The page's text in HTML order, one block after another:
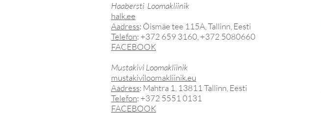
Haabersti Loomakliinik
halk.ee
Aadress: Õismäe tee 115A, Tallinn, Eesti
Telefon: +372 659 3160, +372 5080660
FACEBOOK
Mustakivi Loomakliinik
mustakiviloomakliinik.eu
Aadress: Mahtra 1, 13811 Tallinn, Eesti
Telefon: +372 5551 0131
FACEBOOK